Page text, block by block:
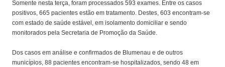
Somente nesta terça, foram processados 593 exames. Entre os casos
positivos, 665 pacientes estão em tratamento. Destes, 603 encontram-se
com estado de saúde estável, em isolamento domiciliar e sendo
monitorados pela Secretaria de Promoção da Saúde.
Dos casos em análise e confirmados de Blumenau e de outros
municípios, 88 pacientes encontram-se hospitalizados, sendo 48 em